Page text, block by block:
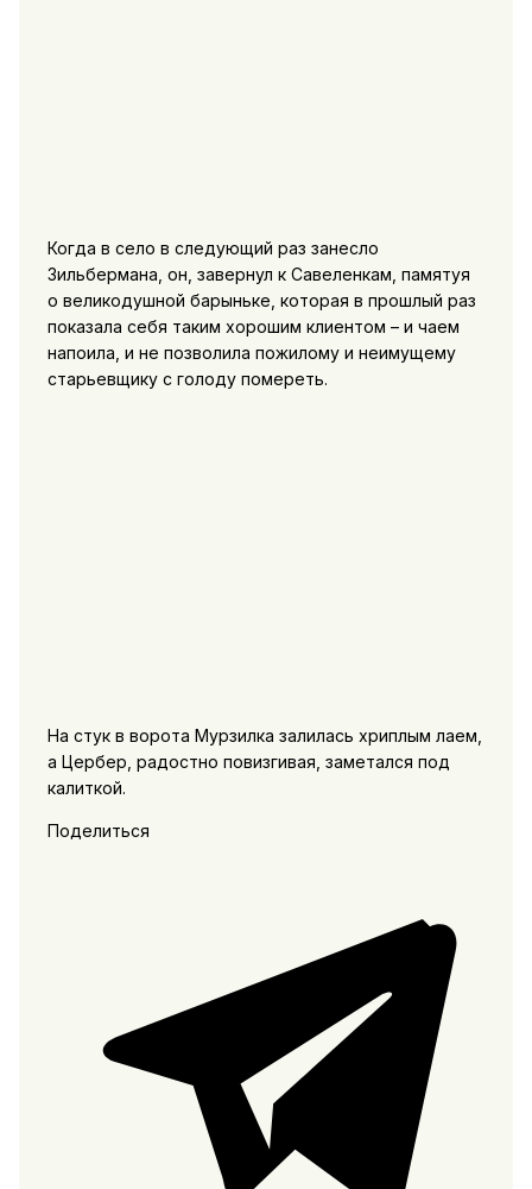
Когда в село в следующий раз занесло
Зильбермана, он, завернул к Савеленкам, памятуя
о великодушной барыньке, которая в прошлый раз
показала себя таким хорошим клиентом – и чаем
напоила, и не позволила пожилому и неимущему
старьевщику с голоду помереть.
На стук в ворота Мурзилка залилась хриплым лаем,
а Цербер, радостно повизгивая, заметался под
калиткой.
Поделиться